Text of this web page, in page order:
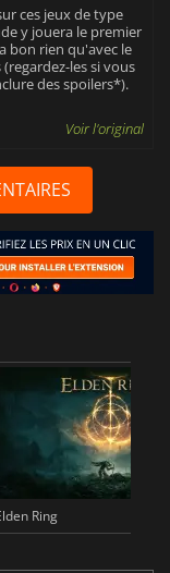
ces jeux de type
y jouera le premier
bon rien qu'avec le
les si vous
des spoilers*).
Voir l'original
Ring